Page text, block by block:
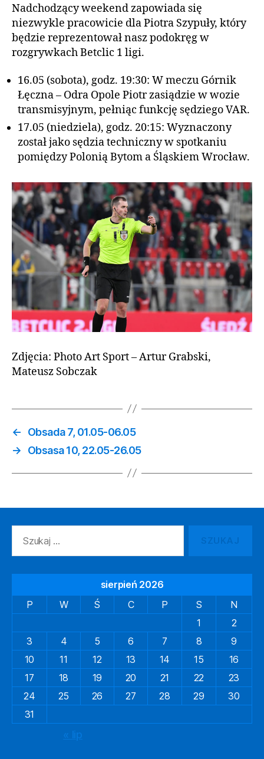
Nadchodzący weekend zapowiada się
niezwykle pracowicie dla Piotra Szypuły, który
będzie reprezentował nasz podokręg w
rozgrywkach Betclic 1 ligi.
16.05 (sobota), godz. 19:30: W meczu Górnik
Łęczna – Odra Opole Piotr zasiądzie w wozie
transmisyjnym, pełniąc funkcję sędziego VAR.
17.05 (niedziela), godz. 20:15: Wyznaczony
został jako sędzia techniczny w spotkaniu
pomiędzy Polonią Bytom a Śląskiem Wrocław.
Zdjęcia: Photo Art Sport – Artur Grabski,
Mateusz Sobczak
←
Obsada 7, 01.05-06.05
→
Obsasa 10, 22.05-26.05
sierpień 2026
P
W Ś C P S
N
1
2
3
4 5 6 7 8
9
10
11 12 13 14 15
16
17
18 19 20 21 22
23
24
25 26 27 28 29
30
31
« lip